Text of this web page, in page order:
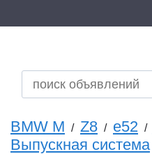
BMW M / Z8 / e52 /
Выпускная система